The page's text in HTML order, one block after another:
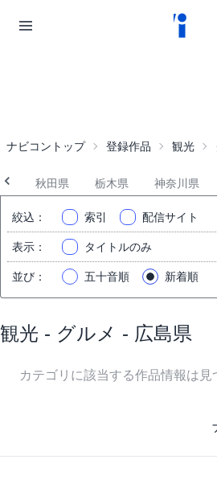
ナビコントップ 登録作品 観光
秋田県 栃木県 神奈川県
絞込 ： 索引 配信サイト
表示 ： タイトルのみ
並び ： 五十音順 新着順
観光 - グルメ - 広島県
カテゴリに該当する作品情報は見